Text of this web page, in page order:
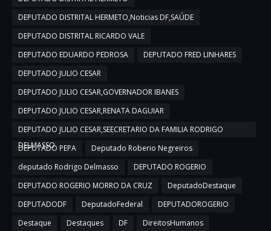
DEPUTADO DISTRITAL HERMETO,Noticias DF,SAÚDE
DEPUTADO DISTRITAL RICARDO VALE
DEPUTADO EDUARDO PEDROSA
DEPUTADO FRED LINHARES
DEPUTADO JULIO CESAR
DEPUTADO JULIO CESAR,GOVERNADOR IBANES
DEPUTADO JULIO CESAR,RENATA DAGUIAR
DEPUTADO JULIO CESAR,SEECRETARIO DA FAMILIA RODRIGO
DELMASSO
DEPUTADO PEPA
Deputado Roberio Negreiros
deputado Rodrigo Delmasso
DEPUTADO ROGERIO
DEPUTADO ROGERIO MORRO DA CRUZ
DeputadoDestaque
DEPUTADODF
DeputadoFederal
DEPUTADOROGERIO
Destaque
Destaques DF
DireitosHumanos